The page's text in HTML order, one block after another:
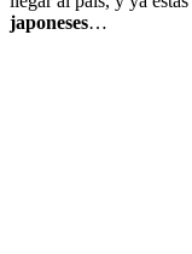
japoneses…